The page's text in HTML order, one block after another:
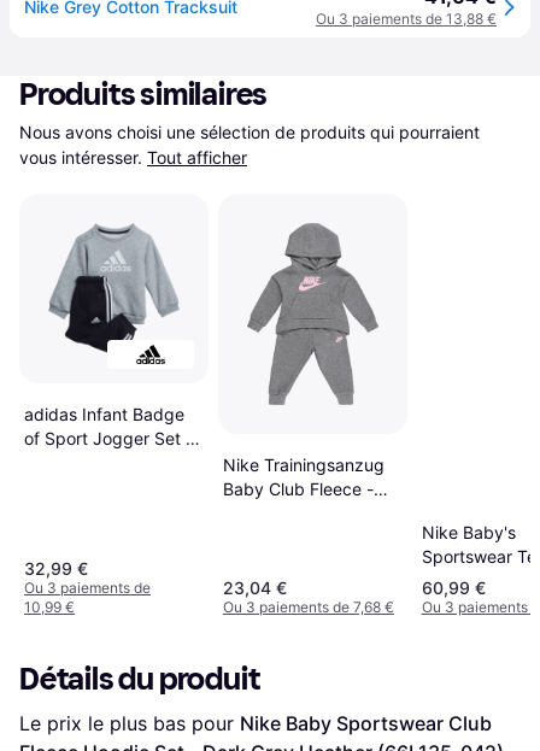
Nike Grey Cotton Tracksuit
Ou 3 paiements de 13,88 €
Produits similaires
Nous avons choisi une sélection de produits qui pourraient
vous intéresser. Tout afficher
adidas Infant Badge
of Sport Jogger Set -
32,99 €
Ou 3 paiements de
10,99 €
Nike Trainingsanzug
Baby Club Fleece -
23,04 €
Ou 3 paiements de 7,68 €
Nike Baby's
Sportswear
Fleece Full-
Set 2-piece -
60,99 €
Ou 3 paiements
Détails du produit
Le prix le plus bas pour Nike Baby Sportswear Club